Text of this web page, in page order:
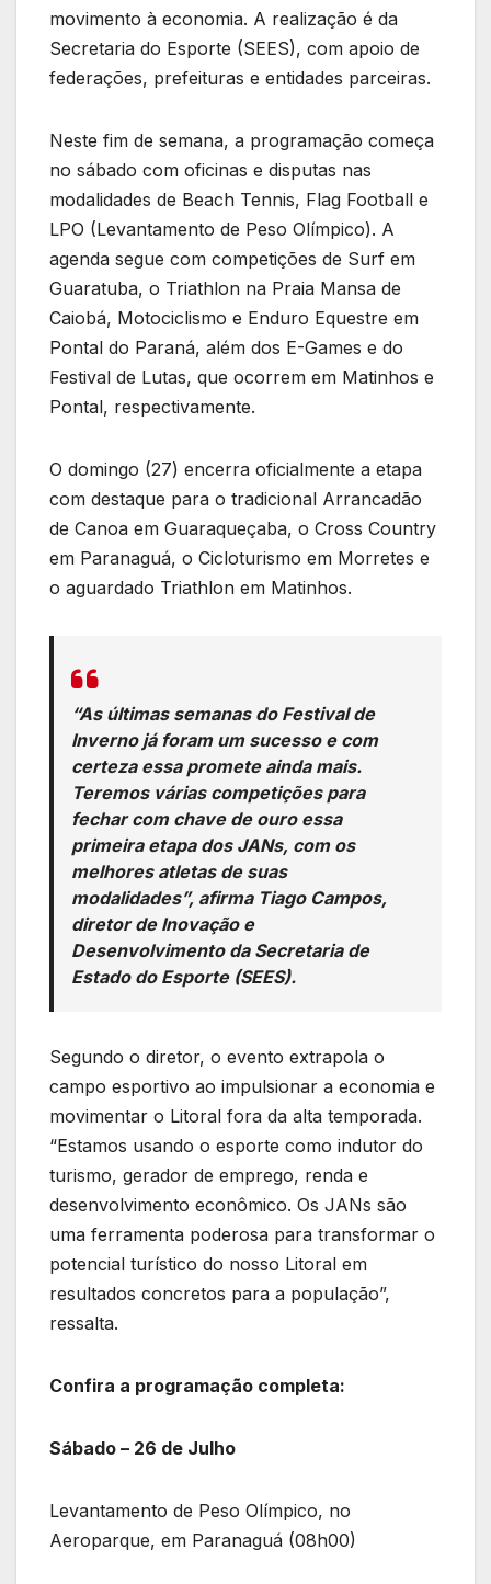
movimento à economia. A realização é da
Secretaria do Esporte (SEES), com apoio de
federações, prefeituras e entidades parceiras.
Neste fim de semana, a programação começa
no sábado com oficinas e disputas nas
modalidades de Beach Tennis, Flag Football e
LPO (Levantamento de Peso Olímpico). A
agenda segue com competições de Surf em
Guaratuba, o Triathlon na Praia Mansa de
Caiobá, Motociclismo e Enduro Equestre em
Pontal do Paraná, além dos E-Games e do
Festival de Lutas, que ocorrem em Matinhos e
Pontal, respectivamente.
O domingo (27) encerra oficialmente a etapa
com destaque para o tradicional Arrancadão
de Canoa em Guaraqueçaba, o Cross Country
em Paranaguá, o Cicloturismo em Morretes e
o aguardado Triathlon em Matinhos.
“As últimas semanas do Festival de
Inverno já foram um sucesso e com
certeza essa promete ainda mais.
Teremos várias competições para
fechar com chave de ouro essa
primeira etapa dos JANs, com os
melhores atletas de suas
modalidades”, afirma Tiago Campos,
diretor de Inovação e
Desenvolvimento da Secretaria de
Estado do Esporte (SEES).
Segundo o diretor, o evento extrapola o
campo esportivo ao impulsionar a economia e
movimentar o Litoral fora da alta temporada.
“Estamos usando o esporte como indutor do
turismo, gerador de emprego, renda e
desenvolvimento econômico. Os JANs são
uma ferramenta poderosa para transformar o
potencial turístico do nosso Litoral em
resultados concretos para a população”,
ressalta.
Confira a programação completa:
Sábado – 26 de Julho
Levantamento de Peso Olímpico, no
Aeroparque, em Paranaguá (08h00)